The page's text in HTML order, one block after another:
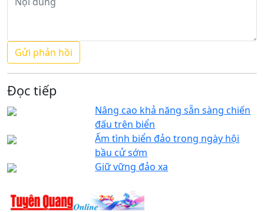
Đọc tiếp
Nâng cao khả năng sẵn sàng chiến
đấu trên biển
Ấm tình biển đảo trong ngày hội
bầu cử sớm
Giữ vững đảo xa